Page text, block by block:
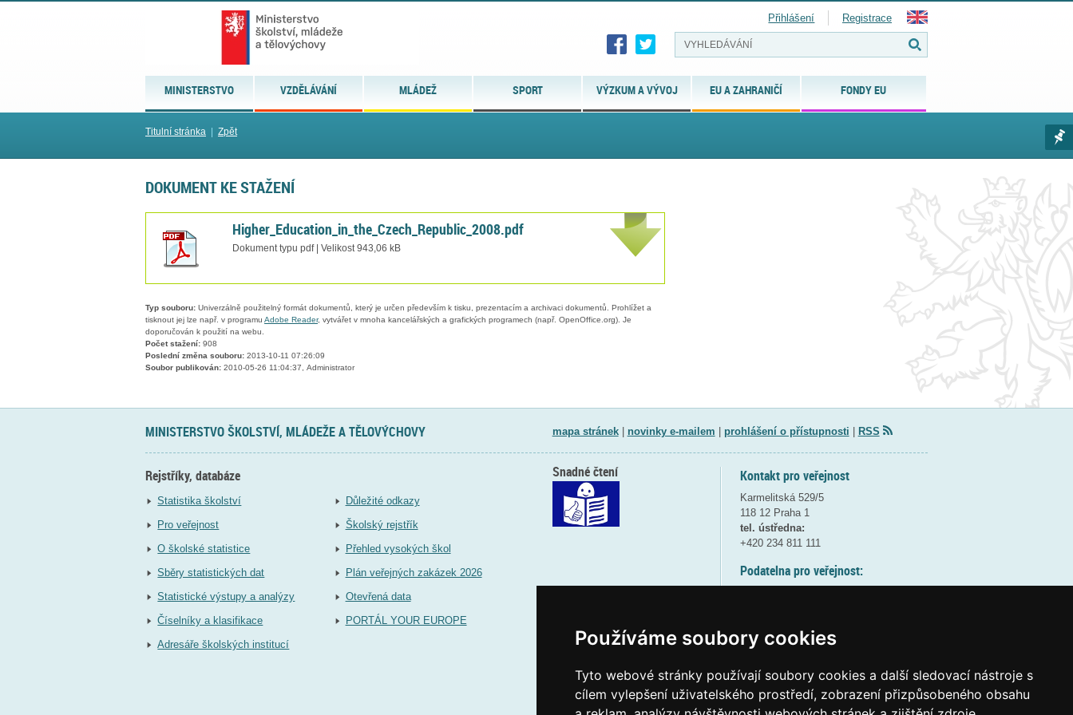
Používáme soubory cookies
Tyto webové stránky používají soubory cookies a další sledovací nástroje s
cílem vylepšení uživatelského prostředí, zobrazení přizpůsobeného obsahu
MINISTERSTVO VZDĚLÁVÁNÍ MLÁDEŽ SPORT VÝZKUM A VÝVOJ EU A ZAHRANIČÍ FONDY EU
Přihlášení Registrace
Titulní stránka Zpět
DOKUMENT KE STAŽENÍ
Higher_Education_in_the_Czech_Republic_2008.pdf
Dokument typu pdf | Velikost 943,06 kB
Typ souboru: Univerzálně použitelný formát dokumentů, který je určen především k tisku, prezentacím a archivaci dokumentů. Prohlížet a
tisknout jej lze např. v programu Adobe Reader, vytvářet v mnoha kancelářských a grafických programech (např. OpenOffice.org). Je
doporučován k použití na webu.
Počet stažení: 908
Poslední změna souboru: 2013-10-11 07:26:09
Soubor publikován: 2010-05-26 11:04:37, Administrator
MINISTERSTVO ŠKOLSTVÍ, MLÁDEŽE A TĚLOVÝCHOVY mapa stránek| novinky e-mailem prohlášení o přístupnosti RSS
Rejstříky, databáze
Statistika školství
Pro veřejnost
O školské statistice
Sběry statistických dat
Statistické výstupy a analýzy
Číselníky a klasifikace
Adresáře školských institucí
Důležité odkazy
Školský rejstřík
Přehled vysokých škol
Plán veřejných zakázek 2026
Otevřená data
PORTÁL YOUR EUROPE
Kontakt pro veřejnost
Karmelitská 529/5
118 12 Praha 1
tel. ústředna:
+420 234 811 111
Podatelna pro veřejnost:
(více informací
Elektronická podatelna:
Snadné čtení